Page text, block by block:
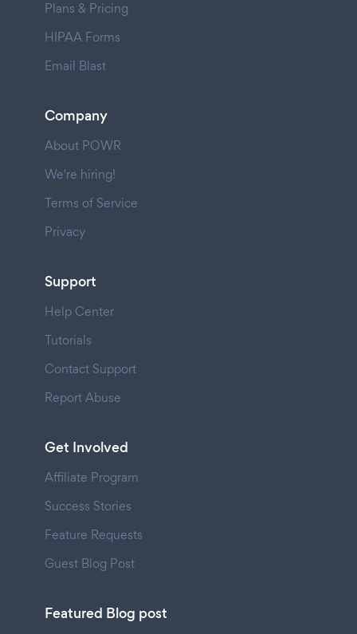
Plans & Pricing
HIPAA Forms
Email Blast
Company
About POWR
We're hiring!
Terms of Service
Privacy
Support
Help Center
Tutorials
Contact Support
Report Abuse
Get Involved
Affiliate Program
Success Stories
Feature Requests
Guest Blog Post
Featured Blog post